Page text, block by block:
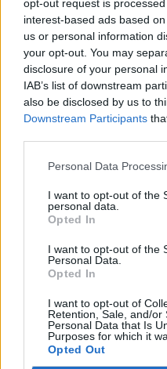
opt-out request is
interest-based ads based
us or personal information
your opt-out. You may
disclosure of your personal
IAB’s list of downstream
also be disclosed by us to
Downstream Participants
Personal Data
I want to opt-out of the
personal data.
Opted In
I want to opt-out of the
Personal Data.
Opted In
I want to opt-out of
Retention, Sale, and/or
Personal Data that Is
Purposes for which it
Opted Out
That would be the dream
Ce serait le rêve
The world could never
Le monde ne me
If I was a ma- if I was a
Si j'étais une machine
Si j'étais une ma, si j'étais